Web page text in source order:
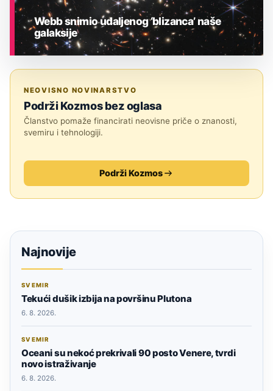
Webb snimio udaljenog ‘blizanca’ naše
galaksije
NEOVISNO NOVINARSTVO
Podrži Kozmos bez oglasa
Članstvo pomaže financirati neovisne priče o znanosti,
svemiru i tehnologiji.
Podrži Kozmos
Najnovije
SVEMIR
Tekući dušik izbija na površinu Plutona
6. 8. 2026.
SVEMIR
Oceani su nekoć prekrivali 90 posto Venere, tvrdi
novo istraživanje
6. 8. 2026.